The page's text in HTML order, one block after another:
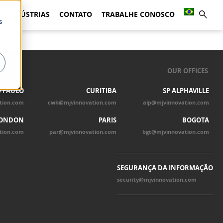
INDÚSTRIAS CONTATO TRABALHE CONOSCO
OUR OFFICES
PAULO CURITIBA
cwb@mjvinnovation.com
SP ALPHAVILLE
alp@mjvinnovation.com
PARIS
par@mjvinnovation.com
BOGOTA
bgt@mjvinnovation.com
SEGURANÇA DA INFORMAÇÃO
security@mjvinnovation.com